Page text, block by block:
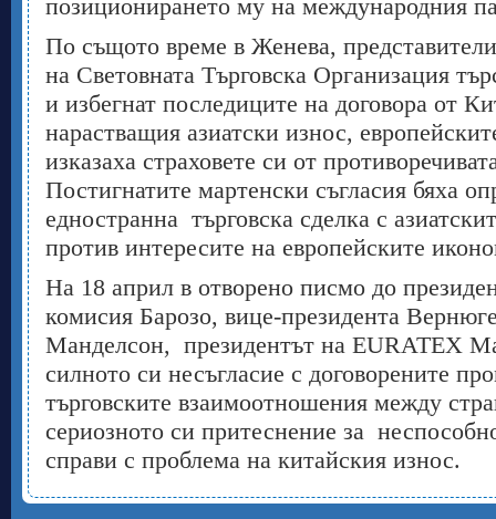
позиционирането му на международния
По същото време в Женева,
на Световната Търговска Организация
и избегнат последиците на договора от
нарастващия азиатски износ,
изказаха страховете си от
Постигнатите мартенски съгласия бяха
едностранна търговска сделка с
против интересите на европейските
На 18 април в отворено писмо до
комисия Барозо, вице-президента
Манделсон, президентът на EURATEX
силното си несъгласие с договорените
търговските взаимоотношения между
сериозното си притеснение за
справи с проблема на китайския износ.